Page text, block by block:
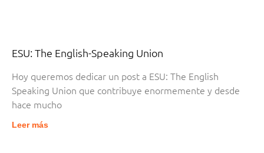
ESU: The English-Speaking Union
Hoy queremos dedicar un post a ESU: The English
Speaking Union que contribuye enormemente y desde
hace mucho
Leer más